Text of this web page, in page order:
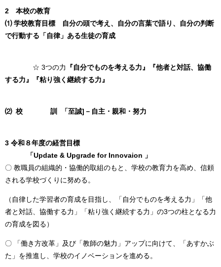
2 本校の教育
⑴ 学校教育目標
自分の頭で考え、自分の言葉で語り、自分の判断
で行動する「自律」ある生徒の育成
☆ 3つの力
『自分でものを考える力』『他者と対話、協働
する力』『粘り強く継続する力』
⑵ 校 訓 「至誠] －自主・ 親和・努力
3 令和８年度の経営目標
「Update & Upgrade for Innovaion 」
〇 教職員の組織的・協働的取組のもと、学校の教育力を高め、信頼
される学校づくりに努める。
（自律した学習者の育成を目指し、「自分でものを考える力」「他
者と対話、協働する力」「粘り強く継続する力」の3つの柱となる力
の育成を図る）
〇 「働き方改革」及び「教師の魅力」アップに向けて、「あすかぶ
た」を推進し、学校のイノベーションを進める。